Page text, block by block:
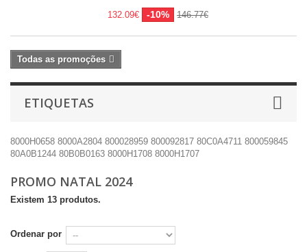
132.09€ -10% 146.77€
Todas as promoções
ETIQUETAS
8000H0658 8000A2804 800028959 800092817 80C0A4711 800059845
80A0B1244 80B0B0163 8000H1708 8000H1707
PROMO NATAL 2024
Existem 13 produtos.
Ordenar por